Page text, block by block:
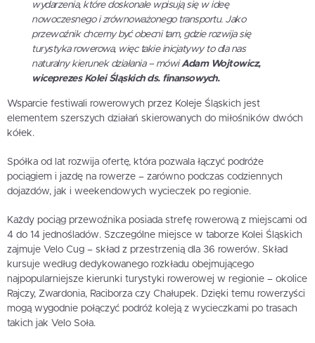
wydarzenia, które doskonale wpisują się w ideę
nowoczesnego i zrównoważonego transportu. Jako
przewoźnik chcemy być obecni tam, gdzie rozwija się
turystyka rowerowa, więc takie inicjatywy to dla nas
naturalny kierunek działania – mówiAdam Wojtowicz,
wiceprezes Kolei Śląskich ds. finansowych.
Wsparcie festiwali rowerowych przez Koleje Śląskich jest
elementem szerszych działań skierowanych do miłośników dwóch
kółek.
Spółka od lat rozwija ofertę, która pozwala łączyć podróże
pociągiem i jazdę na rowerze – zarówno podczas codziennych
dojazdów, jak i weekendowych wycieczek po regionie.
Każdy pociąg przewoźnika posiada strefę rowerową z miejscami od
4 do 14 jednośladów. Szczególne miejsce w taborze Kolei Śląskich
zajmuje Velo Cug – skład z przestrzenią dla 36 rowerów. Skład
kursuje według dedykowanego rozkładu obejmującego
najpopularniejsze kierunki turystyki rowerowej w regionie – okolice
Rajczy, Zwardonia, Raciborza czy Chałupek. Dzięki temu rowerzyści
mogą wygodnie połączyć podróż koleją z wycieczkami po trasach
takich jak Velo Soła.